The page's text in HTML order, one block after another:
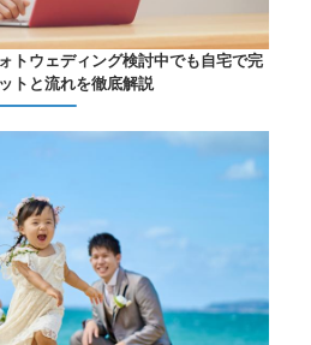
トウェディング検討中でも自宅で完
トと流れを徹底解説